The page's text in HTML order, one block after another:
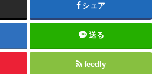
シェア
送る
feedly